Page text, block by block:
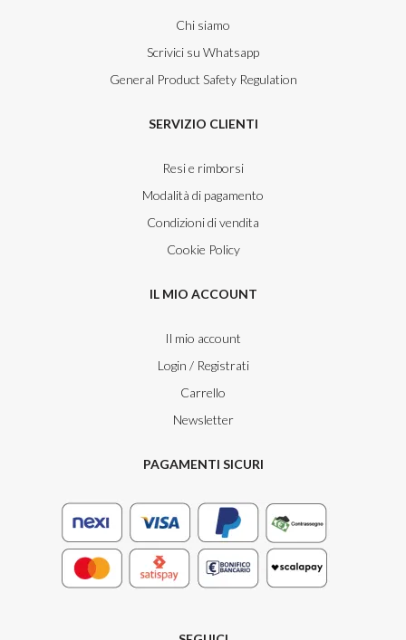
Chi siamo
Scrivici su Whatsapp
General Product Safety Regulation
SERVIZIO CLIENTI
Resi e rimborsi
Modalità di pagamento
Condizioni di vendita
Cookie Policy
IL MIO ACCOUNT
Il mio account
Login / Registrati
Carrello
Newsletter
PAGAMENTI SICURI